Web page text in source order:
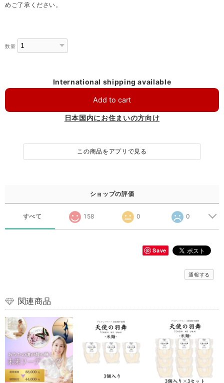
めご了承ください。
数量
International shipping available
Add to cart
日本国内にお住まいの方向け
この商品をアプリで見る
ショップの評価
すべて 158 0 0
Save
通報する
関連商品